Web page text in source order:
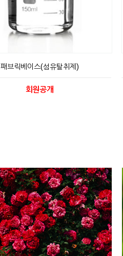
패브릭베이스(섬유탈취제)
회원공개